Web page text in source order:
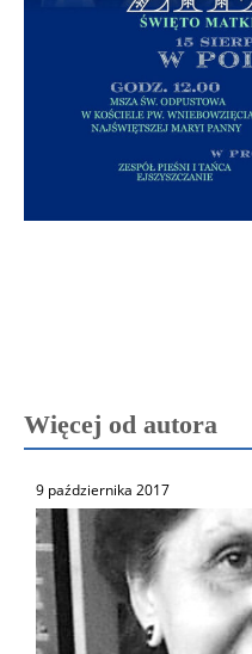
Więcej od autora
9 października 2017